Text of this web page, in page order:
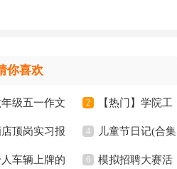
你喜欢
年级五一作文
集锦7篇
2 【热门】学院工
作计划四篇
顶岗实习报 4 儿童节日记(合集
15篇)
车辆上牌的 6 模拟招聘大赛活